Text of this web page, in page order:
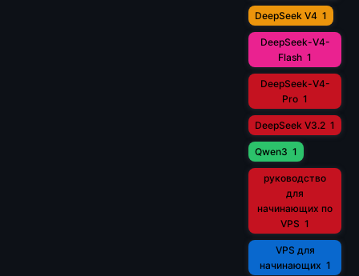
DeepSeek V4 1
DeepSeek-V4-
Flash 1
DeepSeek-V4-
Pro 1
DeepSeek V3.2 1
Qwen3 1
руководство
для
начинающих по
VPS 1
VPS для
начинающих 1